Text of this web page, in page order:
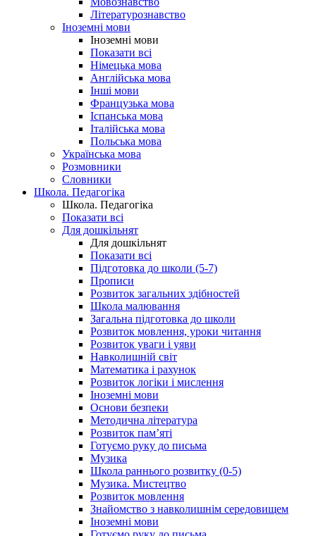
Літературознавство
Іноземні мови
Іноземні мови
Показати всі
Німецька мова
Англійська мова
Інші мови
Французька мова
Іспанська мова
Італійська мова
Польська мова
Українська мова
Розмовники
Словники
Школа. Педагогіка
Школа. Педагогіка
Показати всі
Для дошкільнят
Для дошкільнят
Показати всі
Підготовка до школи (5-7)
Прописи
Розвиток загальних здібностей
Школа малювання
Загальна підготовка до школи
Розвиток мовлення, уроки читання
Розвиток уваги і уяви
Навколишній світ
Математика і рахунок
Розвиток логіки і мислення
Іноземні мови
Основи безпеки
Методична література
Розвиток пам’яті
Готуємо руку до письма
Музика
Школа раннього розвитку (0-5)
Музика. Мистецтво
Розвиток мовлення
Знайомство з навколишнім середовищем
Іноземні мови